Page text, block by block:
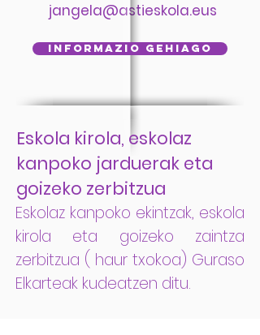
jangela@astieskola.eus
INFORMAZIO GEHIAGO
Eskola kirola, eskolaz
kanpoko jarduerak eta
goizeko zerbitzua
Eskolaz kanpoko ekintzak, eskola
kirola eta goizeko zaintza
zerbitzua ( haur txokoa) Guraso
Elkarteak kudeatzen ditu.